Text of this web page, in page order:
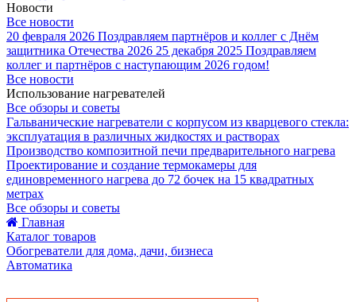
Новости
Все новости
20 февраля 2026 Поздравляем партнёров и коллег с Днём
защитника Отечества 2026 25 декабря 2025 Поздравляем
коллег и партнёров с наступающим 2026 годом!
Все новости
Использование нагревателей
Все обзоры и советы
Гальванические нагреватели с корпусом из кварцевого стекла:
эксплуатация в различных жидкостях и растворах
Производство композитной печи предварительного нагрева
Проектирование и создание термокамеры для
единовременного нагрева до 72 бочек на 15 квадратных
метрах
Все обзоры и советы
Главная
Каталог товаров
Обогреватели для дома, дачи, бизнеса
Автоматика